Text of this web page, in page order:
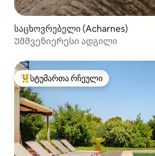
საცხოვრებელი (Acharnes)
Უმშვენიერესი ადგილი
სტუმართა რჩეული მოწინავე
სტუმართა რჩეული